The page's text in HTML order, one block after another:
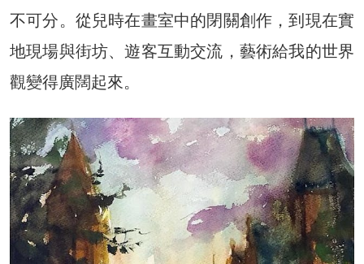
不可分。從兒時在畫室中的閉關創作，到現在實
地現場與街坊、遊客互動交流，藝術給我的世界
觀變得廣闊起來。